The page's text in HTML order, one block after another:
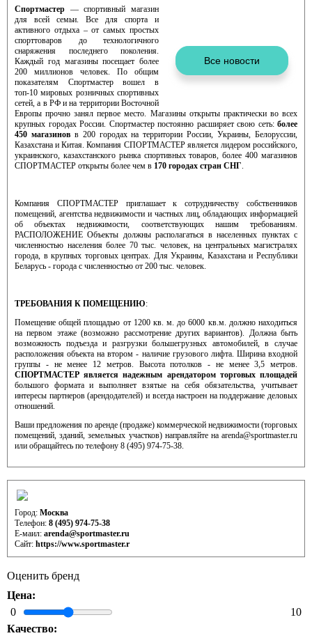
Спортмастер — спортивный магазин
для всей семьи. Все для спорта и
активного отдыха – от самых простых
спорттоваров до технологичного
снаряжения последнего поколения.
Каждый год магазины посещает более
200 миллионов человек. По общим
показателям Спортмастер вошел в
топ-10 мировых розничных спортивных
сетей, а в РФ и на территории Восточной
Европы прочно занял первое место. Магазины открыты практически во всех
крупных городах России. Спортмастер постоянно расширяет свою сеть: более
450 магазиновв 200 городах на территории России, Украины, Белоруссии,
Казахстана и Китая. Компания СПОРТМАСТЕР является лидером российского,
украинского, казахстанского рынка спортивных товаров, более 400 магазинов
СПОРТМАСТЕР открыты более чем в 170 городах стран СНГ.
Компания СПОРТМАСТЕР приглашает к сотрудничеству собственников
помещений, агентства недвижимости и частных лиц, обладающих информацией
об объектах недвижимости, соответствующих нашим требованиям.
РАСПОЛОЖЕНИЕ Объекты должны располагаться в населенных пунктах с
численностью населения более 70 тыс. человек, на центральных магистралях
города, в крупных торговых центрах. Для Украины, Казахстана и Республики
Беларусь - города с численностью от 200 тыс. человек.
ТРЕБОВАНИЯ К ПОМЕЩЕНИЮ:
Помещение общей площадью от 1200 кв. м. до 6000 кв.м. должно находиться
на первом этаже (возможно рассмотрение других вариантов). Должна быть
возможность подъезда и разгрузки большегрузных автомобилей, в случае
расположения объекта на втором - наличие грузового лифта. Ширина входной
группы - не менее 12 метров. Высота потолков - не менее 3,5 метров.
СПОРТМАСТЕР является надежным арендатором торговых площадей
большого формата и выполняет взятые на себя обязательства, учитывает
интересы партнеров (арендодателей) и всегда настроен на поддержание деловых
отношений.
Ваши предложения по аренде (продаже) коммерческой недвижимости (торговых
помещений, зданий, земельных участков) направляйте на arenda@sportmaster.ru
или обращайтесь по телефону 8 (495) 974-75-38.
Город: Москва
Телефон: 8 (495) 974-75-38
Е-маил: arenda@sportmaster.ru
Сайт: https://www.sportmaster.r
Оценить бренд
Цена:
0
10
Качество: